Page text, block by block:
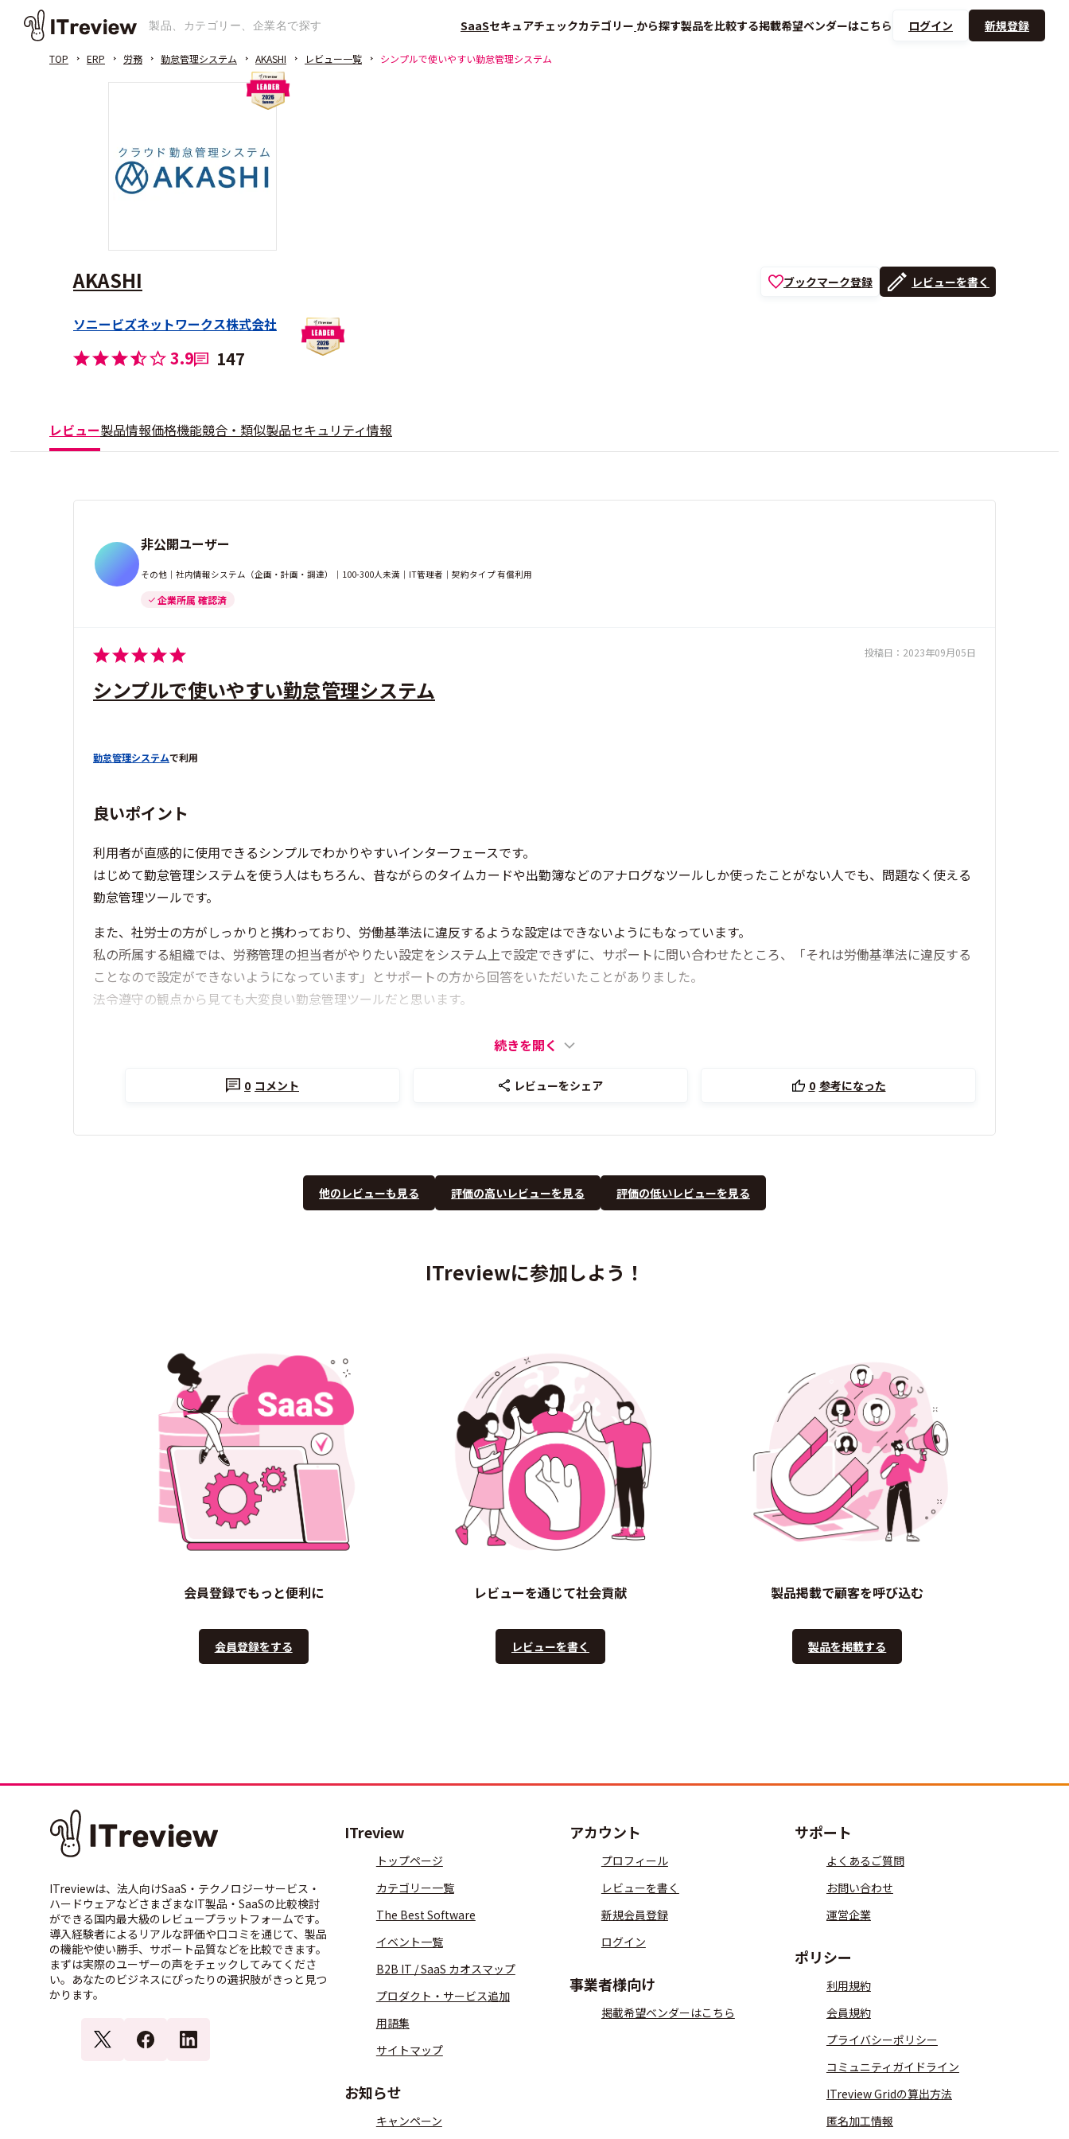
SaaSセキュアチェックカテゴリー から探す製品を比較する掲載希望ベンダーはこちら ログイン 新規登録
TOP ERP 労務 勤怠管理システム AKASHI レビュー一覧 シンプルで使いやすい勤怠管理システム
AKASHI
ソニービズネットワークス株式会社
3.9 147
ブックマーク登録 レビューを書く
レビュー製品情報価格機能競合・類似製品セキュリティ情報
非公開ユーザー
その他｜社内情報システム（企画・計画・調達）｜100-300人未満｜IT管理者｜契約タイプ 有償利用
企業所属 確認済
投稿日： 2023年09月05日
シンプルで使いやすい勤怠管理システム
勤怠管理システムで利用
良いポイント
利用者が直感的に使用できるシンプルでわかりやすいインターフェースです。
はじめて勤怠管理システムを使う人はもちろん、昔ながらのタイムカードや出勤簿などのアナログなツールしか使ったことがない人でも、問題なく使える
勤怠管理ツールです。
また、社労士の方がしっかりと携わっており、労働基準法に違反するような設定はできないようにもなっています。
私の所属する組織では、労務管理の担当者がやりたい設定をシステム上で設定できずに、サポートに問い合わせたところ、「それは労働基準法に違反する
ことなので設定ができないようになっています」とサポートの方から回答をいただいたことがありました。
法令遵守の観点から見ても大変良い勤怠管理ツールだと思います。
続きを開く
0 コメント レビューをシェア 0 参考になった
他のレビューも見る 評価の高いレビューを見る 評価の低いレビューを見る
ITreviewに参加しよう！
会員登録でもっと便利に
会員登録をする
レビューを通じて社会貢献
レビューを書く
製品掲載で顧客を呼び込む
製品を掲載する
ITreviewは、法人向けSaaS・テクノロジーサービス・
ハードウェアなどさまざまなIT製品・SaaSの比較検討
ができる国内最大級のレビュープラットフォームです。
導入経験者によるリアルな評価や口コミを通じて、製品
の機能や使い勝手、サポート品質などを比較できます。
まずは実際のユーザーの声をチェックしてみてくださ
い。あなたのビジネスにぴったりの選択肢がきっと見つ
かります。
ITreview
トップページ
カテゴリー一覧
The Best Software
イベント一覧
B2B IT / SaaS カオスマップ
プロダクト・サービス追加
用語集
サイトマップ
お知らせ
キャンペーン
アカウント
プロフィール
レビューを書く
新規会員登録
ログイン
事業者様向け
掲載希望ベンダーはこちら
サポート
よくあるご質問
お問い合わせ
運営企業
ポリシー
利用規約
会員規約
プライバシーポリシー
コミュニティガイドライン
ITreview Gridの算出方法
匿名加工情報